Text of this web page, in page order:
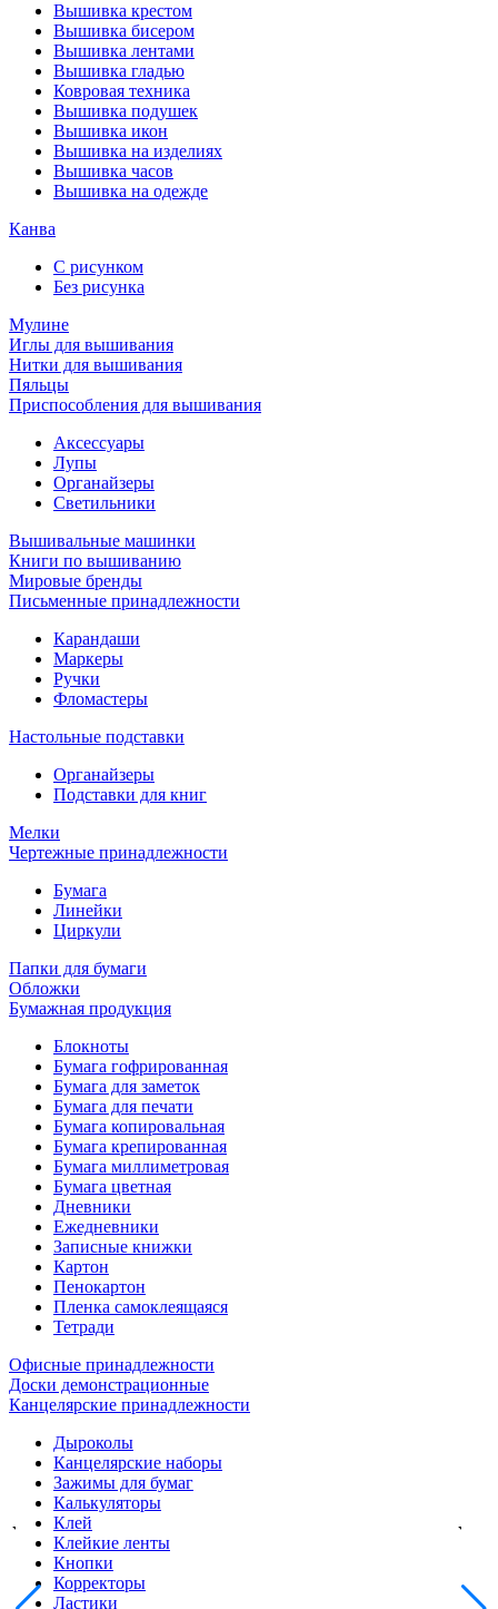
Вышивка крестом
Вышивка бисером
Вышивка лентами
Вышивка гладью
Ковровая техника
Вышивка подушек
Вышивка икон
Вышивка на изделиях
Вышивка часов
Вышивка на одежде
Канва
С рисунком
Без рисунка
Мулине
Иглы для вышивания
Нитки для вышивания
Пяльцы
Приспособления для вышивания
Аксессуары
Лупы
Органайзеры
Светильники
Вышивальные машинки
Книги по вышиванию
Мировые бренды
Письменные принадлежности
Карандаши
Маркеры
Ручки
Фломастеры
Настольные подставки
Органайзеры
Подставки для книг
Мелки
Чертежные принадлежности
Бумага
Линейки
Циркули
Папки для бумаги
Обложки
Бумажная продукция
Блокноты
Бумага гофрированная
Бумага для заметок
Бумага для печати
Бумага копировальная
Бумага крепированная
Бумага миллиметровая
Бумага цветная
Дневники
Ежедневники
Записные книжки
Картон
Пенокартон
Пленка самоклеящаяся
Тетради
Офисные принадлежности
Доски демонстрационные
Канцелярские принадлежности
Дыроколы
Канцелярские наборы
Зажимы для бумаг
Калькуляторы
Клей
Клейкие ленты
Кнопки
Корректоры
Ластики